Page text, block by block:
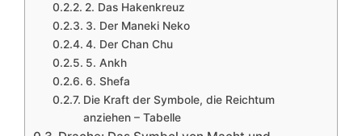
2. Das Hakenkreuz
3. Der Maneki Neko
4. Der Chan Chu
5. Ankh
6. Shefa
Die Kraft der Symbole, die Reichtum
anziehen – Tabelle